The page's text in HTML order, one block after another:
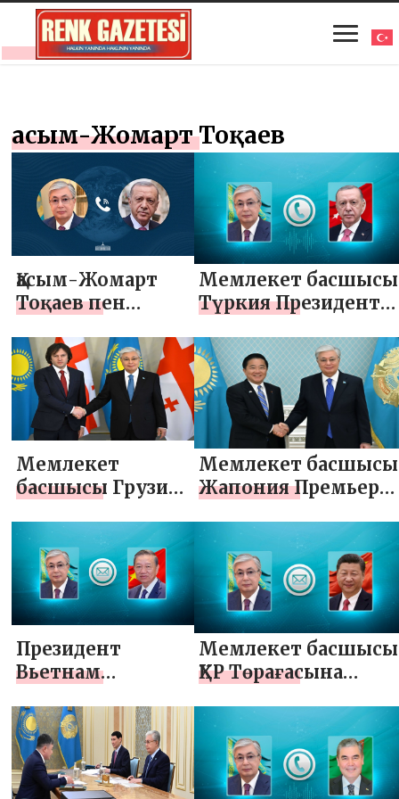
Қасым-Жомарт Тоқаев
Қасым-Жомарт
Тоқаев пен
Ердоған телефон
арқылы сөйлесті
Мемлекет басшысы
Түркия Президенті
Ердоғанмен
телефон арқылы
сөйлесті
Мемлекет
басшысы Грузия
министрі
Ираклий
Кобахидземен
келіссөз жүргізді
Мемлекет басшысы
Жапония Премьер-
арнаулы кеңесшісі
Акихиса
Нагашиманы
қабылдады
Президент
Вьетнам
партиясы
Орталық
комитетінің Бас
хатшысына
Мемлекет басшысы
ҚХР Төрағасына
жеделхатын
жолдады